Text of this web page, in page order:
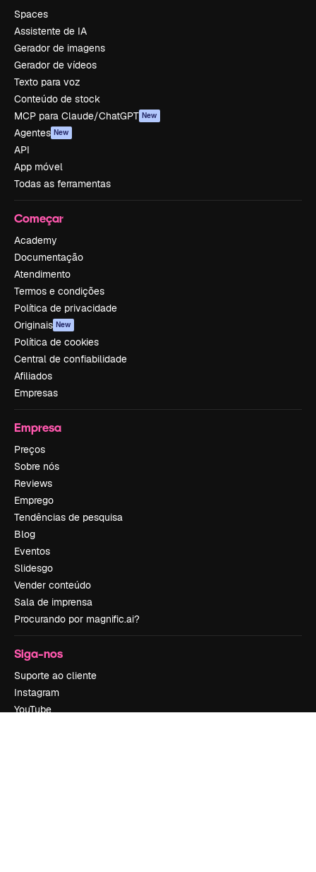
Spaces
Assistente de IA
Gerador de imagens
Gerador de vídeos
Texto para voz
Conteúdo de stock
MCP para Claude/ChatGPT New
Agentes New
API
App móvel
Todas as ferramentas
Começar
Academy
Documentação
Atendimento
Termos e condições
Política de privacidade
Originais New
Política de cookies
Central de confiabilidade
Afiliados
Empresas
Empresa
Preços
Sobre nós
Reviews
Emprego
Tendências de pesquisa
Blog
Eventos
Slidesgo
Vender conteúdo
Sala de imprensa
Procurando por magnific.ai?
Siga-nos
Suporte ao cliente
Instagram
YouTube